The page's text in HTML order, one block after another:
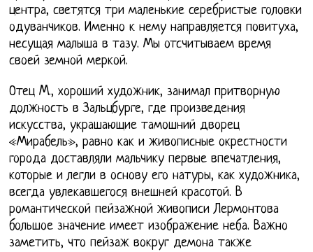
центра, светятся три маленькие серебристые головки
одуванчиков. Именно к нему направляется повитуха,
несущая малыша в тазу. Мы отсчитываем время
своей земной меркой.
Отец M., хороший художник, занимал притворную
должность в Зальцбурге, где произведения
искусства, украшающие тамошний дворец
«Мирабель», равно как и живописные окрестности
города доставляли мальчику первые впечатления,
которые и легли в основу его натуры, как художника,
всегда увлекавшегося внешней красотой. В
романтической пейзажной живописи Лермонтова
большое значение имеет изображение неба. Важно
заметить, что пейзаж вокруг демона также